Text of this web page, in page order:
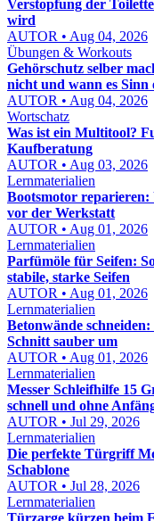
Verstopfung der
wird
AUTOR • Aug 04, 2026
Übungen & Workouts
Gehörschutz selber
nicht und wann es Sinn
AUTOR • Aug 04, 2026
Wortschatz
Was ist ein Multitool?
Kaufberatung
AUTOR • Aug 03, 2026
Lernmaterialien
Bootsmotor reparieren:
vor der Werkstatt
AUTOR • Aug 01, 2026
Lernmaterialien
Parfümöle für Seifen:
stabile, starke Seifen
AUTOR • Aug 01, 2026
Lernmaterialien
Betonwände
Schnitt sauber um
AUTOR • Aug 01, 2026
Lernmaterialien
Messer Schleifhilfe 15
schnell und ohne
AUTOR • Jul 29, 2026
Lernmaterialien
Die perfekte Türgriff
Schablone
AUTOR • Jul 28, 2026
Lernmaterialien
Türzarge kürzen beim